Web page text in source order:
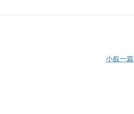
小叙一篇